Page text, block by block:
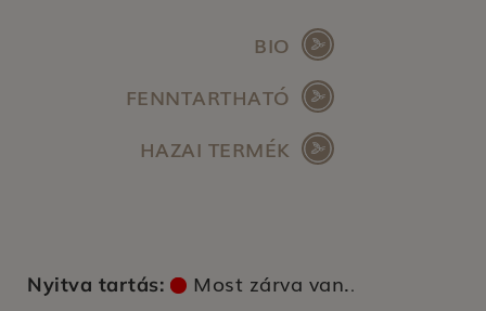
BIO
FENNTARTHATÓ
HAZAI TERMÉK
Nyitva tartás: Most zárva van..